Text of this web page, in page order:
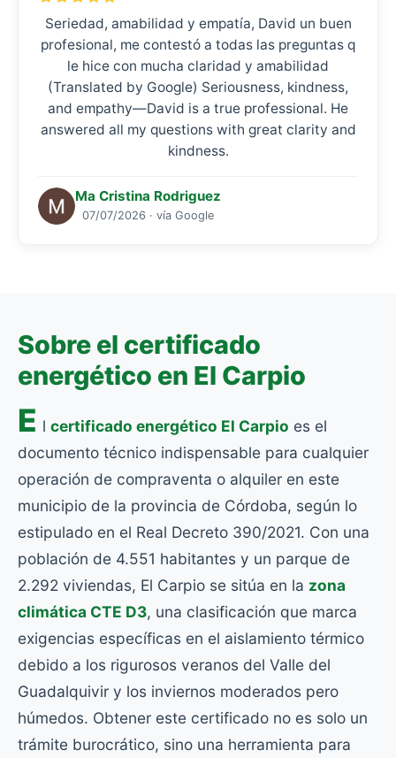
Seriedad, amabilidad y empatía, David un buen
profesional, me contestó a todas las preguntas q
le hice con mucha claridad y amabilidad
(Translated by Google) Seriousness, kindness,
and empathy—David is a true professional. He
answered all my questions with great clarity and
kindness.
Ma Cristina Rodriguez
07/07/2026 · vía Google
Sobre el certificado
energético en El Carpio
E l certificado energético El Carpio es el
documento técnico indispensable para cualquier
operación de compraventa o alquiler en este
municipio de la provincia de Córdoba, según lo
estipulado en el Real Decreto 390/2021. Con una
población de 4.551 habitantes y un parque de
2.292 viviendas, El Carpio se sitúa en la zona
climática CTE D3, una clasificación que marca
exigencias específicas en el aislamiento térmico
debido a los rigurosos veranos del Valle del
Guadalquivir y los inviernos moderados pero
húmedos. Obtener este certificado no es solo un
trámite burocrático, sino una herramienta para